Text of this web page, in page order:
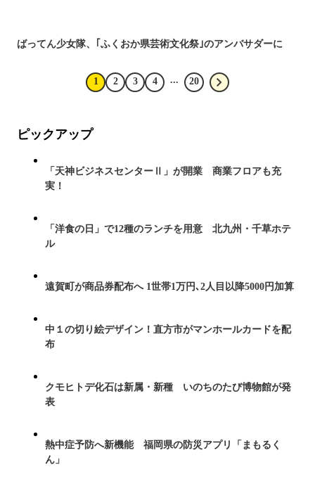
ばってん少女隊、｢ふくおか県芸術文化祭｣のアンバサダーに
1 2 3 4 ... 20
ピックアップ
「天神ビジネスセンターⅡ」が開業 商業フロアも充
実！
「洋食の日」で12種のランチを用意 北九州・千草ホテ
ル
遠賀町が商品券配布へ 1世帯1万円､2人目以降5000円加算
中１の切り絵デザイン！直方市がマンホールカードを配
布
クモヒトデ化石は新属・新種 いのちのたび博物館が発
表
熱中症予防へ新機能 福岡県の防災アプリ「まもるく
ん」